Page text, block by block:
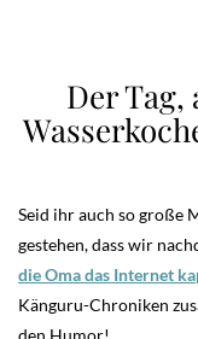
Der Tag,
Seid ihr auch so große
gestehen, dass wir
die Oma das Internet
Känguru-Chroniken
den Humor!